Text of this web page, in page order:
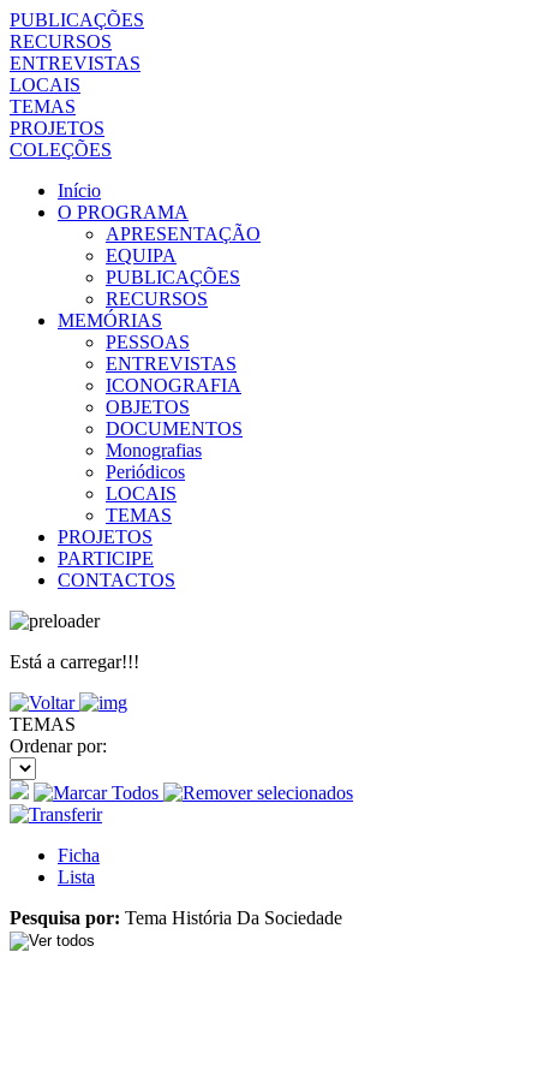
PUBLICAÇÕES
RECURSOS
ENTREVISTAS
LOCAIS
TEMAS
PROJETOS
COLEÇÕES
Início
O PROGRAMA
APRESENTAÇÃO
EQUIPA
PUBLICAÇÕES
RECURSOS
MEMÓRIAS
PESSOAS
ENTREVISTAS
ICONOGRAFIA
OBJETOS
DOCUMENTOS
Monografias
Periódicos
LOCAIS
TEMAS
PROJETOS
PARTICIPE
CONTACTOS
Está a carregar!!!
TEMAS
Ordenar por:
Ficha
Lista
Pesquisa por: Tema História Da Sociedade